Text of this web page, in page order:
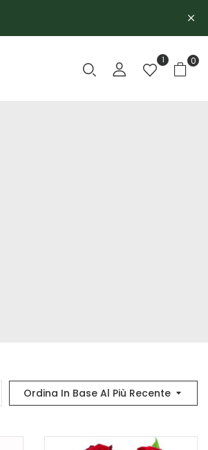
1 0
Ordina In Base Al Più Recente